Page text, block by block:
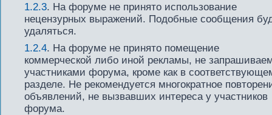
1.2.3. На форуме не принято использование
нецензурных выражений. Подобные сообщения
удаляться.
1.2.4. На форуме не принято помещение
коммерческой либо иной рекламы, не
участниками форума, кроме как в
разделе. Не рекомендуется многократное
объявлений, не вызвавших интереса у участников
форума.